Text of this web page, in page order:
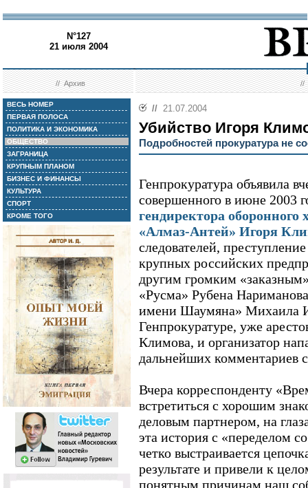
N°127
21 июля 2004
//Архив //
ВЕСЬ НОМЕР
ПЕРВАЯ ПОЛОСА
ПОЛИТИКА И ЭКОНОМИКА
ОБЩЕСТВО
ЗАГРАНИЦА
КРУПНЫМ ПЛАНОМ
БИЗНЕС И ФИНАНСЫ
КУЛЬТУРА
СПОРТ
КРОМЕ ТОГО
// 21.07.2004
Убийство Игоря
Подробностей прокуратура не
Генпрокуратура объявила
совершенного в июне 2003
гендиректора
«Алмаз-Антей» Игоря
следователей,
крупных российских
другим громким
«Русма» Рубена
имени Шаумяна» Михаила
Генпрокуратуре, уже
Климова, и организатор
дальнейших комментариев
Вчера корреспонденту
встретиться с хорошим
деловым партнером, на
эта история с «переделом
четко выстраивается
результате и привели к
понятным причинам наш